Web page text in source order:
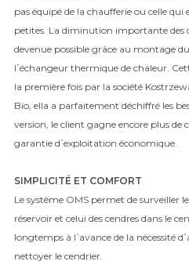
pas équipé de la chaufferie ou celle
petites. La diminution importante des
devenue possible grâce au montage
l᾿échangeur thermique de chaleur.
la première fois par la société
Bio, ella a parfaitement déchiffré les
version, le client gagne encore plus de
garantie d᾿exploitation économique.
SIMPLICITÉ ET COMFORT
Le système OMS permet de surveiller
réservoir et celui des cendres dans le
longtemps à l᾿avance de la nécessité
nettoyer le cendrier.